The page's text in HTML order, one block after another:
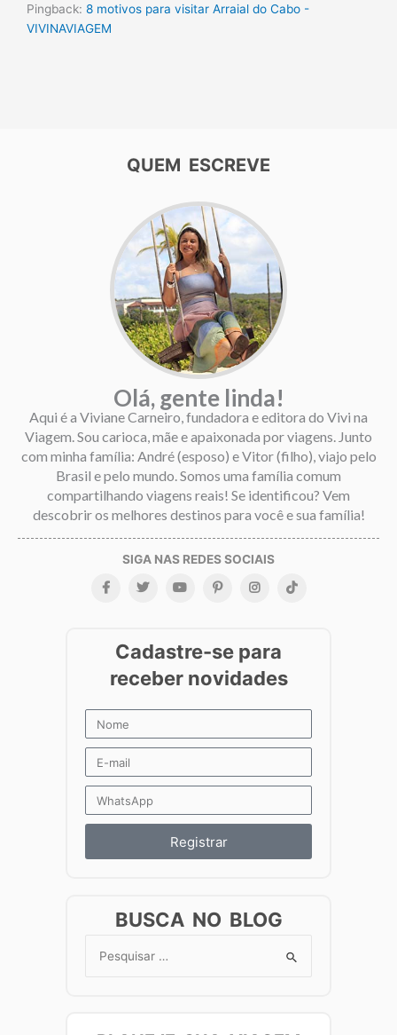
Pingback: 8 motivos para visitar Arraial do Cabo -
VIVINAVIAGEM
QUEM ESCREVE
Olá, gente linda!
Aqui é a Viviane Carneiro, fundadora e editora do Vivi na
Viagem. Sou carioca, mãe e apaixonada por viagens. Junto
com minha família: André (esposo) e Vitor (filho), viajo pelo
Brasil e pelo mundo. Somos uma família comum
compartilhando viagens reais! Se identificou? Vem
descobrir os melhores destinos para você e sua família!
Registrar
BUSCA NO BLOG
Search